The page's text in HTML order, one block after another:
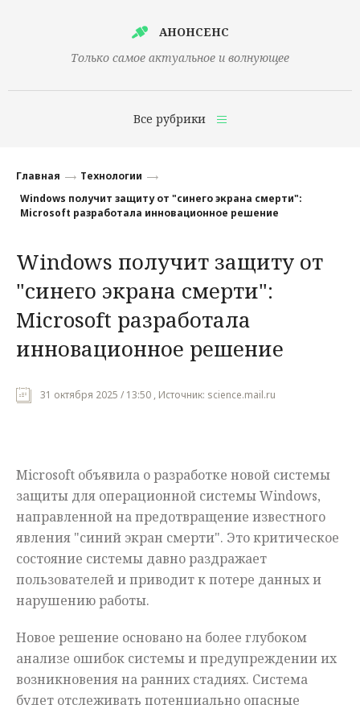
АНОНСЕНС
Только самое актуальное и волнующее
Все рубрики
Финансы
Наука
Культура
Общество
Политика
Мнения
Главная
Технологии
Windows получит защиту от "синего экрана смерти":
Microsoft разработала инновационное решение
Windows получит защиту от
"синего экрана смерти":
Microsoft разработала
инновационное решение
31 октября 2025 / 13:50 , Источник: science.mail.ru
Microsoft объявила о разработке новой системы
защиты для операционной системы Windows,
направленной на предотвращение известного
явления "синий экран смерти". Это критическое
состояние системы давно раздражает
пользователей и приводит к потере данных и
нарушению работы.
Новое решение основано на более глубоком
анализе ошибок системы и предупреждении их
возникновения на ранних стадиях. Система
будет отслеживать потенциально опасные